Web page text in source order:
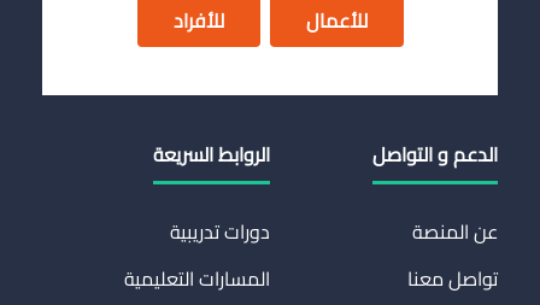
للأعمال للأفراد
الدعم و التواصل
عن المنصة
تواصل معنا
الروابط السريعة
دورات تدريبية
المسارات التعليمية